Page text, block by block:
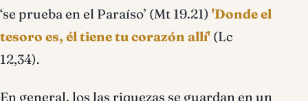
‘se prueba en el Paraíso’ (Mt 19.21) 'Donde el
tesoro es, él tiene tu corazón allí' (Lc
12,34).
En general, los las riquezas se guardan en un